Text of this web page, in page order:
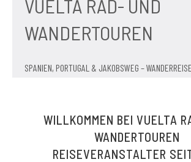
VUELTA RAD- UND
WANDERTOUREN
SPANIEN, PORTUGAL & JAKOBSWEG –
WILLKOMMEN BEI VUELTA
WANDERTOUREN
REISEVERANSTALTER